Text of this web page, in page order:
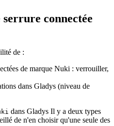
connectée
de :
de marque Nuki : verrouiller,
dans Gladys (niveau de
dans Gladys Il y a deux types
de n'en choisir qu'une seule des